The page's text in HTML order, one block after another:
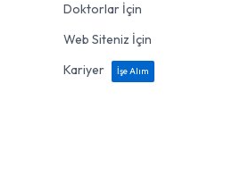
Doktorlar İçin
Web Siteniz İçin
Kariyer
İşe Alım